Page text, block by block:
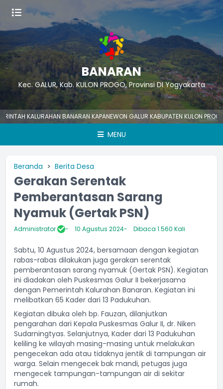
BANARAN
Kec. GALUR, Kab. KULON PROGO, Provinsi DI Yogyakarta
KALURAHAN BANARAN KAPANEWON GALUR KABUPATEN KULON
MENU
Beranda Berita Desa
Gerakan Serentak
Pemberantasan Sarang
Nyamuk (Gertak PSN)
Administrator 10 Agustus 2024 Dibaca 1.560 Kali
Sabtu, 10 Agustus 2024, bersamaan dengan kegiatan
rabas-rabas dilakukan juga gerakan serentak
pemberantasan sarang nyamuk (Gertak PSN). Kegiatan
ini diadakan oleh Puskesmas Galur II bekerjasama
dengan Pemerintah Kalurahan Banaran. Kegiatan ini
melibatkan 65 Kader dari 13 Padukuhan.
Kegiatan dibuka oleh bp. Fauzan, dilanjutkan
pengarahan dari Kepala Puskesmas Galur II, dr. Niken
Sudarningtyas. Selanjutnya, Kader dari 13 Padukuhan
keliling ke wilayah masing-masing untuk melakukan
pengecekan ada atau tidaknya jentik di tampungan air
warga. Selain mengecek bak mandi, petugas juga
mengecek tampungan-tampungan air di sekitar
rumah.